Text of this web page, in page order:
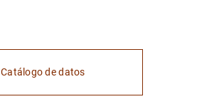
Catálogo de datos